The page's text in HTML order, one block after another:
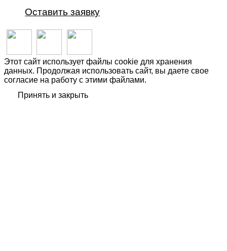
Оставить заявку
Этот сайт использует файлы cookie для хранения
данных. Продолжая использовать сайт, вы даете свое
согласие на работу с этими файлами.
Принять и закрыть